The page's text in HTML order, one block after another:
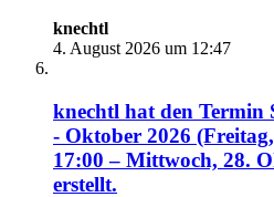
knechtl
4. August 2026 um 12:47
knechtl hat den Termin
- Oktober 2026
17:00 – Mittwoch, 28.
erstellt.